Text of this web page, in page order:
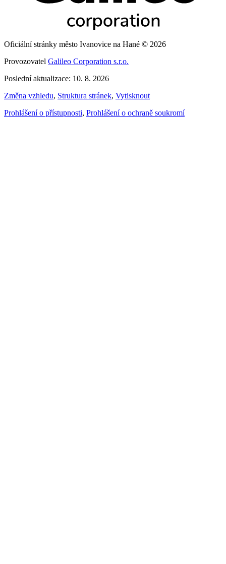
Oficiální stránky město Ivanovice na Hané © 2026
Provozovatel Galileo Corporation s.r.o.
Poslední aktualizace: 10. 8. 2026
Změna vzhledu, Struktura stránek, Vytisknout
Prohlášení o přístupnosti, Prohlášení o ochraně soukromí